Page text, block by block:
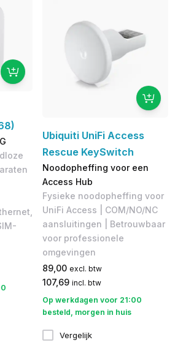
Ubiquiti UniFi Access
Rescue KeySwitch
Noodopheffing voor een
Access Hub
Fysieke noodopheffing voor
UniFi Access | COM/NO/NC
aansluitingen | Betrouwbaar
voor professionele
omgevingen
89,00 excl. btw
107,69 incl. btw
Op werkdagen voor 21:00
besteld, morgen in huis
Vergelijk